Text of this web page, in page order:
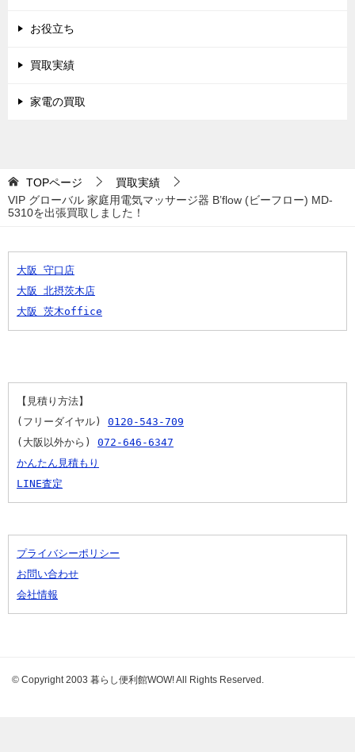
お役立ち
買取実績
家電の買取
TOPページ
買取実績
VIP グローバル 家庭用電気マッサージ器 B’flow (ビーフロー) MD-
5310を出張買取しました！
大阪 守口店
大阪 北摂茨木店
大阪 茨木office
【見積り方法】
(フリーダイヤル) 0120-543-709
(大阪以外から) 072-646-6347
かんたん見積もり
LINE査定
プライバシーポリシー
お問い合わせ
会社情報
© Copyright 2003 暮らし便利館WOW! All Rights Reserved.